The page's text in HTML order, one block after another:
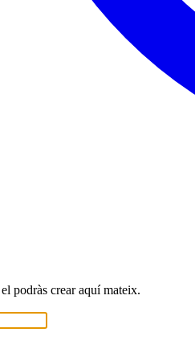
podràs crear aquí mateix.